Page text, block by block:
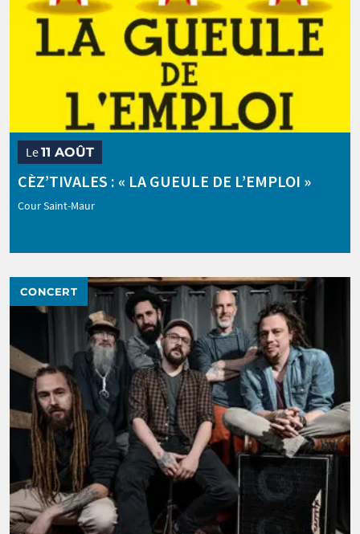
CÈZ’TIVALES : « LA GUEULE DE L’EMPLOI »
Le11 AOÛT
Cour Saint-Maur
CONCERT